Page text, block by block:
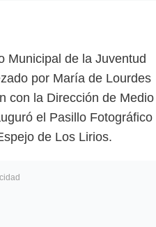
Municipal de la Juventud
por María de Lourdes
con la Dirección de Medio
el Pasillo Fotográfico
de Los Lirios.